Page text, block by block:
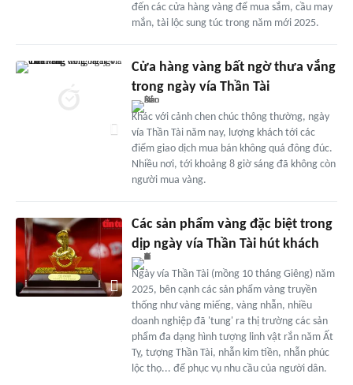
đến các cửa hàng vàng để mua sắm, cầu may
mắn, tài lộc sung túc trong năm mới 2025.
Cửa hàng vàng bất ngờ thưa vắng
trong ngày vía Thần Tài
Khác với cảnh chen chúc thông thường, ngày
vía Thần Tài năm nay, lượng khách tới các
điểm giao dịch mua bán không quá đông đúc.
Nhiều nơi, tới khoảng 8 giờ sáng đã không còn
người mua vàng.
Các sản phẩm vàng đặc biệt trong
dịp ngày vía Thần Tài hút khách
Ngày vía Thần Tài (mồng 10 tháng Giêng) năm
2025, bên cạnh các sản phẩm vàng truyền
thống như vàng miếng, vàng nhẫn, nhiều
doanh nghiệp đã 'tung' ra thị trường các sản
phẩm đa dạng hình tượng linh vật rắn năm Ất
Tỵ, tượng Thần Tài, nhẫn kim tiền, nhẫn phúc
lộc thọ... để phục vụ nhu cầu của người dân.